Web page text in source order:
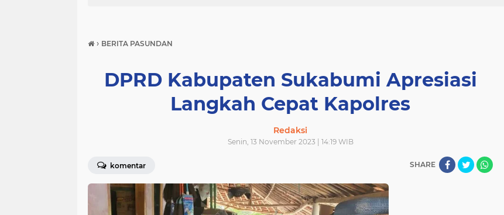
› BERITA PASUNDAN
DPRD Kabupaten Sukabumi Apresiasi
Langkah Cepat Kapolres
Redaksi
Senin, 13 November 2023 | 14:19 WIB
komentar SHARE